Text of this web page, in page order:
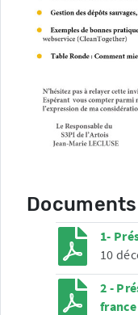
1-
10
2 -
france